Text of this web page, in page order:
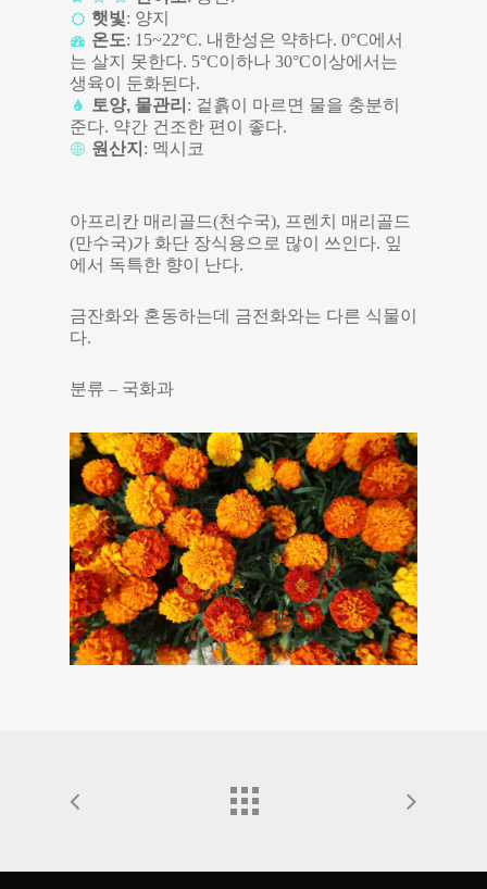
햇빛: 양지
온도: 15~22°C. 내한성은 약하다. 0°C에서
는 살지 못한다. 5°C이하나 30°C이상에서는
생육이 둔화된다.
토양, 물관리 : 겉흙이 마르면 물을 충분히
준다. 약간 건조한 편이 좋다.
원산지 : 멕시코
아프리칸 매리골드(천수국), 프렌치 매리골드
(만수국)가 화단 장식용으로 많이 쓰인다. 잎
에서 독특한 향이 난다.
금잔화와 혼동하는데 금전화와는 다른 식물이
다.
분류 – 국화과